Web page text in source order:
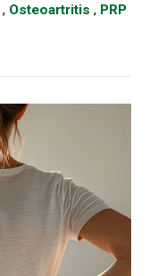
, Osteoartritis , PRP